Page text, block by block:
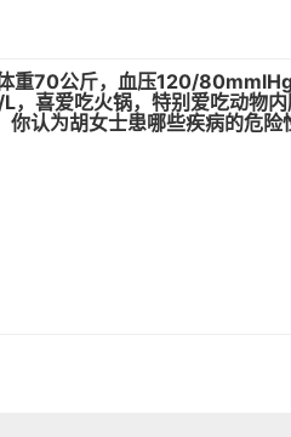
重70公斤，血压120/
喜爱吃火锅，特别爱吃动物内
认为胡女士患哪些疾病的危险